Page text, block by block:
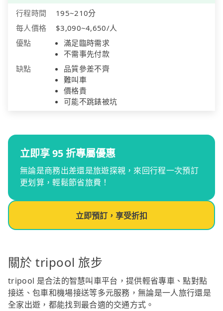
行程時間
195~210分
每人價格
$3,090~4,650/人
優點
滿足臨時需求
不需事先付款
缺點
品質參差不齊
難叫車
價格貴
可能不跳錶被坑
立即享 95 折專屬優惠
無論是商務出差還是旅遊探親，來回行程一次預訂
更划算，輕鬆節省旅費！
立即預訂，享受折扣
關於 tripool 旅步
tripool 是合法的智慧叫車平台，提供輕省專車、點對點
接送、包車和機場接送等多元服務，無論是一人旅行還是
全家出遊，都能找到最合適的交通方式。